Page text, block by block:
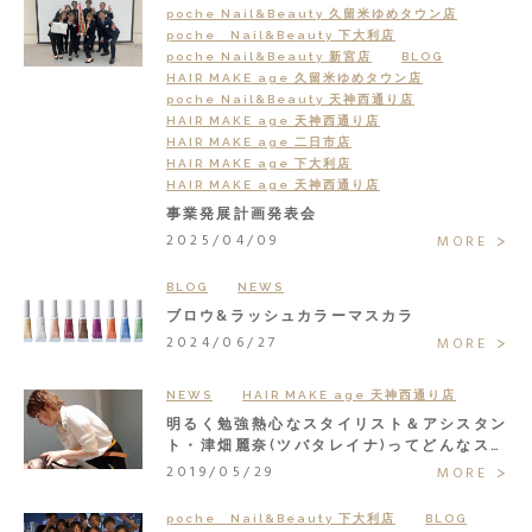
poche Nail&Beauty 久留米ゆめタウン店
poche Nail&Beauty 下大利店
poche Nail&Beauty 新宮店
BLOG
HAIR MAKE age 久留米ゆめタウン店
poche Nail&Beauty 天神西通り店
HAIR MAKE age 天神西通り店
HAIR MAKE age 二日市店
HAIR MAKE age 下大利店
HAIR MAKE age 天神西通り店
事業発展計画発表会
2025/04/09 MORE
BLOG NEWS
ブロウ&ラッシュカラーマスカラ
2024/06/27 MORE
NEWS HAIR MAKE age 天神西通り店
明るく勉強熱心なスタイリスト＆アシスタン
ト・津畑麗奈(ツバタレイナ)ってどんなスタ
ッフ？
2019/05/29 MORE
poche Nail&Beauty 下大利店 BLOG